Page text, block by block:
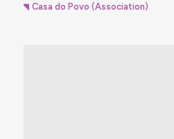
Casa do Povo (Association)